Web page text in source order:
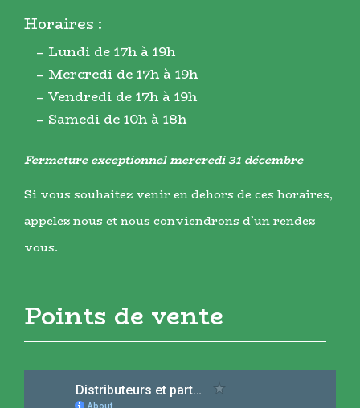
Horaires :
– Lundi de 17h à 19h
– Mercredi de 17h à 19h
– Vendredi de 17h à 19h
– Samedi de 10h à 18h
Fermeture exceptionnel mercredi 31 décembre
Si vous souhaitez venir en dehors de ces horaires,
appelez nous et nous conviendrons d’un rendez
vous.
Points de vente